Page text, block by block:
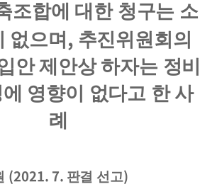
조합에 대한 청구는 소
없으며 , 추진위원회의
안 제안상 하자는 정비
영향이 없다고 한 사
례
(2021. 7. 판결 선고)